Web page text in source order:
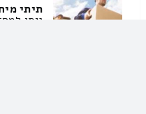
תיתי
ניתן